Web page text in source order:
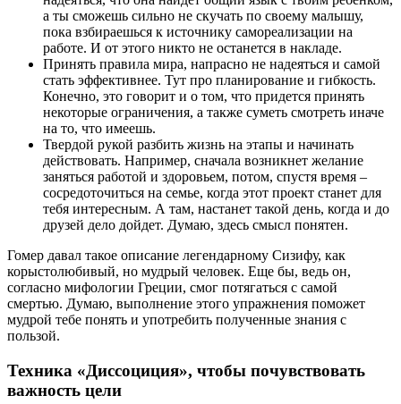
а ты сможешь сильно не скучать по своему малышу,
пока взбираешься к источнику самореализации на
работе. И от этого никто не останется в накладе.
Принять правила мира, напрасно не надеяться и самой
стать эффективнее. Тут про планирование и гибкость.
Конечно, это говорит и о том, что придется принять
некоторые ограничения, а также суметь смотреть иначе
на то, что имеешь.
Твердой рукой разбить жизнь на этапы и начинать
действовать. Например, сначала возникнет желание
заняться работой и здоровьем, потом, спустя время –
сосредоточиться на семье, когда этот проект станет для
тебя интересным. А там, настанет такой день, когда и до
друзей дело дойдет. Думаю, здесь смысл понятен.
Гомер давал такое описание легендарному Сизифу, как
корыстолюбивый, но мудрый человек. Еще бы, ведь он,
согласно мифологии Греции, смог потягаться с самой
смертью. Думаю, выполнение этого упражнения поможет
мудрой тебе понять и употребить полученные знания с
пользой.
Техника «Диссоциция», чтобы почувствовать
важность цели